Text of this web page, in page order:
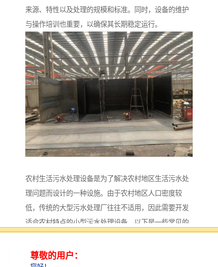
来源、特性以及处理的规模和标准。同时，设备的维护
与操作培训也重要，以确保其长期稳定运行。
农村生活污水处理设备是为了解决农村地区生活污水处
理问题而设计的一种设施。由于农村地区人口密度较
低，传统的大型污水处理厂往往不适用，因此需要开发
适合农村特点的小型污水处理设备。以下是一些常见的
1. **厌氧池**：利用厌氧反应菌在缺氧环境中分解有机